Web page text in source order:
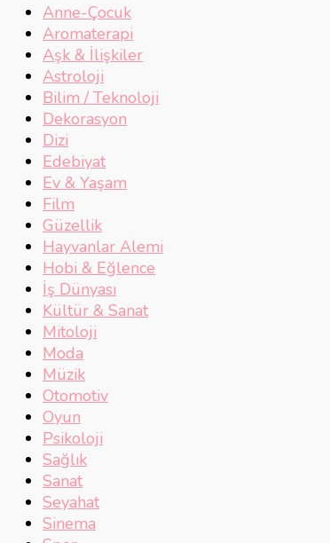
Anne-Çocuk
Aromaterapi
Aşk & İlişkiler
Astroloji
Bilim / Teknoloji
Dekorasyon
Dizi
Edebiyat
Ev & Yaşam
Film
Güzellik
Hayvanlar Alemi
Hobi & Eğlence
İş Dünyası
Kültür & Sanat
Mitoloji
Moda
Müzik
Otomotiv
Oyun
Psikoloji
Sağlık
Sanat
Seyahat
Sinema